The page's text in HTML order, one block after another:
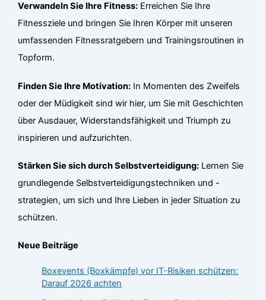
Verwandeln Sie Ihre Fitness: Erreichen Sie Ihre
Fitnessziele und bringen Sie Ihren Körper mit unseren
umfassenden Fitnessratgebern und Trainingsroutinen in
Topform.
Finden Sie Ihre Motivation: In Momenten des Zweifels
oder der Müdigkeit sind wir hier, um Sie mit Geschichten
über Ausdauer, Widerstandsfähigkeit und Triumph zu
inspirieren und aufzurichten.
Stärken Sie sich durch Selbstverteidigung: Lernen Sie
grundlegende Selbstverteidigungstechniken und -
strategien, um sich und Ihre Lieben in jeder Situation zu
schützen.
Neue Beiträge
Boxevents (Boxkämpfe) vor IT-Risiken schützen:
Darauf 2026 achten